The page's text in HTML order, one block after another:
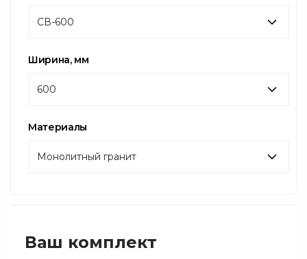
СВ-600
Ширина, мм
600
Материалы
Монолитный гранит
Ваш комплект